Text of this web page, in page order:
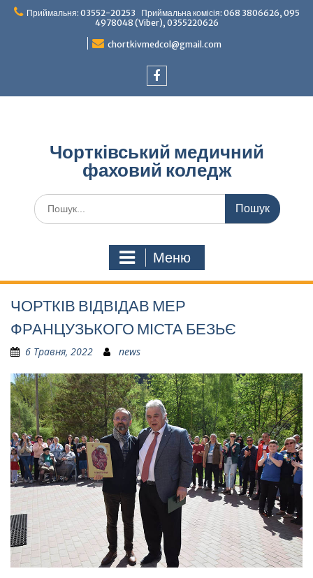
ПерейтиПриймальня: 03552-20253 Приймальна комісія: 068 3806626, 095
4978048 (Viber), 0355220626
chortkivmedcol@gmail.com
Чортківський медичний
фаховий коледж
Шукати:
Меню
ЧОРТКІВ ВІДВІДАВ МЕР
ФРАНЦУЗЬКОГО МІСТА БЕЗЬЄ
6 Травня, 2022 news